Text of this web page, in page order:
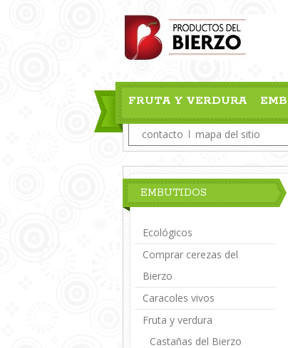
FRUTA Y VERDURA
contacto mapa del sitio
EMBUTIDOS
Ecológicos
Comprar cerezas del
Bierzo
Caracoles vivos
Fruta y verdura
Castañas del Bierzo